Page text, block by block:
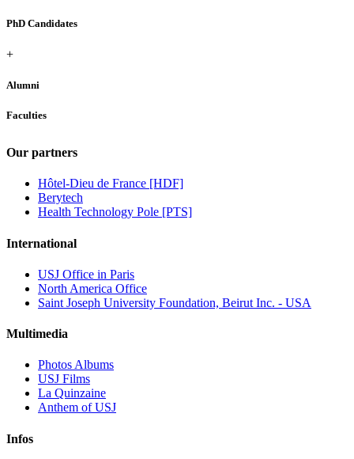
PhD Candidates
+
Alumni
Faculties
Our partners
Hôtel-Dieu de France [HDF]
Berytech
Health Technology Pole [PTS]
International
USJ Office in Paris
North America Office
Saint Joseph University Foundation, Beirut Inc. - USA
Multimedia
Photos Albums
USJ Films
La Quinzaine
Anthem of USJ
Infos